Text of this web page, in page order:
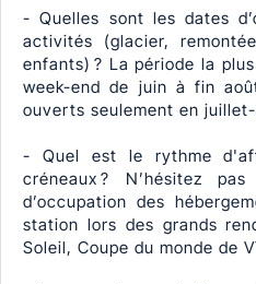
- Quelles sont les dates
activités (glacier,
enfants) ? La période la
week-end de juin à fin
ouverts seulement en
- Quel est le rythme
créneaux ? N’hésitez
d’occupation des
station lors des grands
Soleil, Coupe du monde de